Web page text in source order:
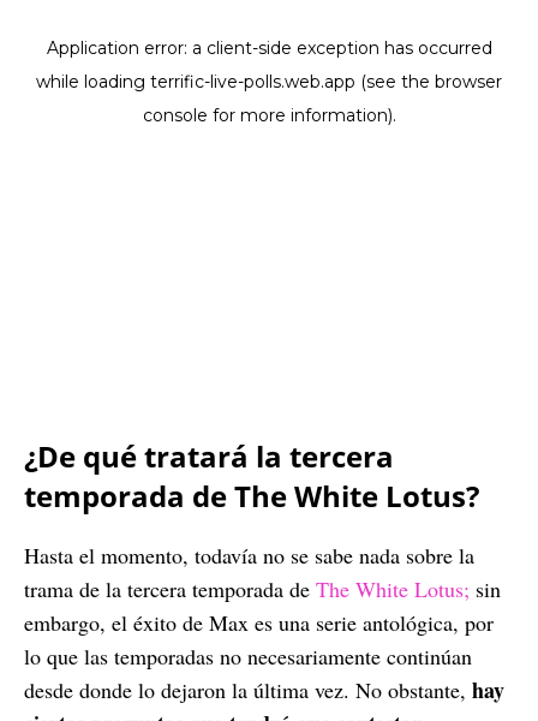
¿De qué tratará la tercera
temporada de The White Lotus?
Hasta el momento, todavía no se sabe nada sobre la
trama de la tercera temporada de The White Lotus; sin
embargo, el éxito de Max es una serie antológica, por
lo que las temporadas no necesariamente continúan
desde donde lo dejaron la última vez. No obstante, hay